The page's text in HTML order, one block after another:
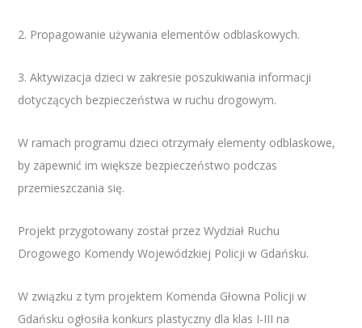
2. Propagowanie używania elementów odblaskowych.
3. Aktywizacja dzieci w zakresie poszukiwania informacji
dotyczących bezpieczeństwa w ruchu drogowym.
W ramach programu dzieci otrzymały elementy odblaskowe,
by zapewnić im większe bezpieczeństwo podczas
przemieszczania się.
Projekt przygotowany został przez Wydział Ruchu
Drogowego Komendy Wojewódzkiej Policji w Gdańsku.
W związku z tym projektem Komenda Głowna Policji w
Gdańsku ogłosiła konkurs plastyczny dla klas I-III na